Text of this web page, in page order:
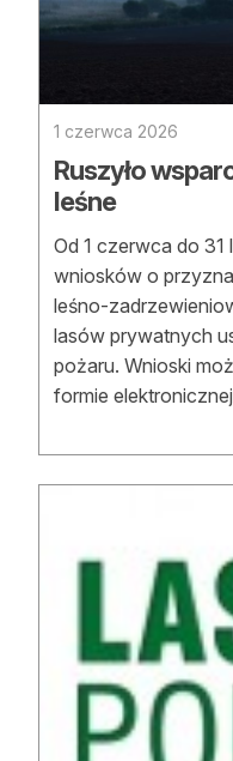
Strefa eksperta
Dla drwala
Leśnik na
Z zagranicy
Edukacja
Lasy prywatne
O nas
100 lat „Lasu
Reklama
Zostań autorem
Archiwum
Kontakt
1 czerwca 2026
Ruszyło
leśne
Od 1 czerwca do 31
wniosków o
leśno-
lasów prywatnych
pożaru. Wnioski
formie